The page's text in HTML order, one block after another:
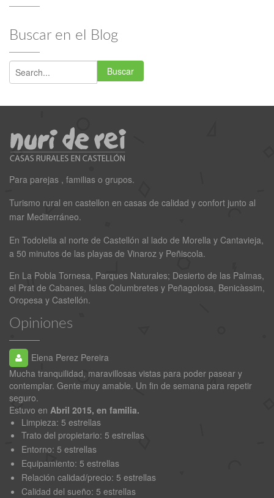
Buscar en el Blog
Buscar
Para parejas , familias o grupos.
Turismo rural en castellon en casas de calidad y confort junto al
mar Mediterráneo.
En Todolella al norte de Castellón al lado de Morella y Cantavieja,
a 50 minutos de las playas de Vinaroz y Peñiscola.
En La Pobla Tornesa, Parques Naturales; Desierto de las Palmas,
el Prat de Cabanes, Islas Columbretes y Peñagolosa, Benicàssim,
Oropesa y Castellón.
Opiniones
Elena Perez Pereira
Mucha tranquilidad, maravillosas vistas para poder pasear y
contemplar. Gente muy amable. Un fin de semana para repetir
seguro.
Estuvo en Abril 2015, en familia.
Limpieza: 5 estrellas
Trato del propietario: 5 estrellas
Entorno: 5 estrellas
Equipamiento: 5 estrellas
Relación calidad/precio: 5 estrellas
Calidad del sueño: 5 estrellas